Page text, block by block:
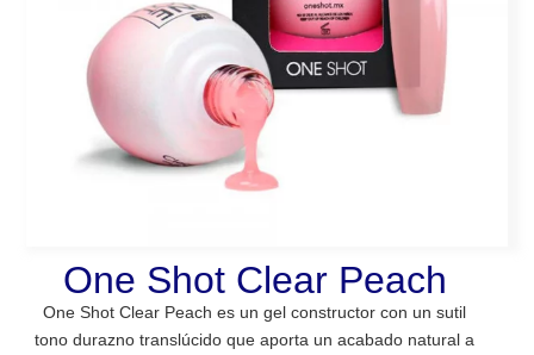
One Shot Clear Peach
One Shot Clear Peach es un gel constructor con un sutil
tono durazno translúcido que aporta un acabado natural a